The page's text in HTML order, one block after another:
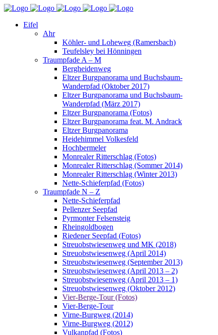
Eifel
Ahr
Köhler- und Loheweg (Ramersbach)
Teufelsley bei Hönningen
Traumpfade A – M
Bergheidenweg
Eltzer Burgpanorama und Buchsbaum-
Wanderpfad (Oktober 2017)
Eltzer Burgpanorama und Buchsbaum-
Wanderpfad (März 2017)
Eltzer Burgpanorama (Fotos)
Eltzer Burgpanorama feat. M. Andrack
Eltzer Burgpanorama
Heidehimmel Volkesfeld
Hochbermeler
Monrealer Ritterschlag (Fotos)
Monrealer Ritterschlag (Sommer 2014)
Monrealer Ritterschlag (Winter 2013)
Nette-Schieferpfad (Fotos)
Traumpfade N – Z
Nette-Schieferpfad
Pellenzer Seepfad
Pyrmonter Felsensteig
Rheingoldbogen
Riedener Seepfad (Fotos)
Streuobstwiesenweg und MK (2018)
Streuobstwiesenweg (April 2014)
Streuobstwiesenweg (September 2013)
Streuobstwiesenweg (April 2013 – 2)
Streuobstwiesenweg (April 2013 – 1)
Streuobstwiesenweg (Oktober 2012)
Vier-Berge-Tour (Fotos)
Vier-Berge-Tour
Virne-Burgweg (2014)
Virne-Burgweg (2012)
Vulkanpfad (Fotos)